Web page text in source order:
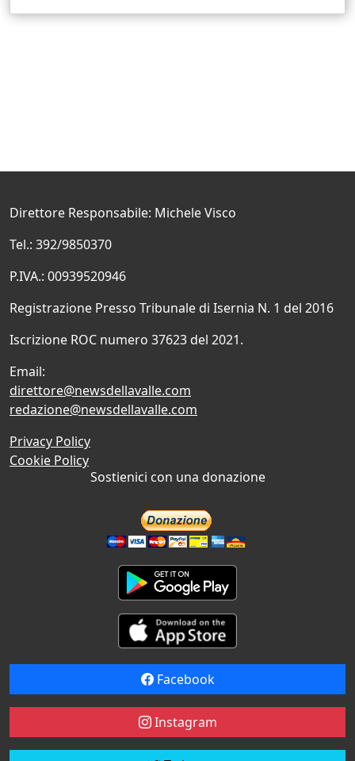
Direttore Responsabile: Michele Visco
Tel.: 392/9850370
P.IVA.: 00939520946
Registrazione Presso Tribunale di Isernia N. 1 del 2016
Iscrizione ROC numero 37623 del 2021.
Email:
direttore@newsdellavalle.com
redazione@newsdellavalle.com
Privacy Policy
Cookie Policy
Sostienici con una donazione
Facebook
Instagram